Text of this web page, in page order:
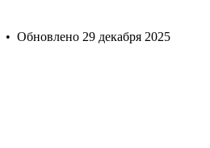
• Обновлено 29 декабря 2025